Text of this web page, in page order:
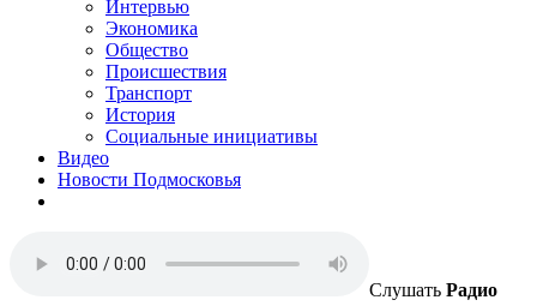
Интервью
Экономика
Общество
Происшествия
Транспорт
История
Социальные инициативы
Видео
Новости Подмосковья
Слушать Радио